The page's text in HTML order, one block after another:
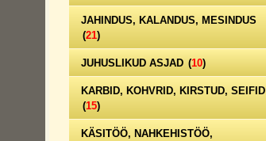
JAHINDUS, KALANDUS, MESINDUS
(21)
JUHUSLIKUD ASJAD (10)
KARBID, KOHVRID, KIRSTUD, SEIFID
(15)
KÄSITÖÖ, NAHKEHISTÖÖ,